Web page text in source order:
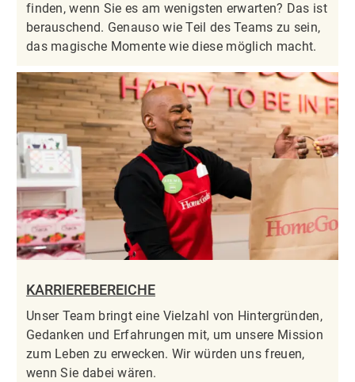
finden, wenn Sie es am wenigsten erwarten? Das ist
berauschend. Genauso wie Teil des Teams zu sein,
das magische Momente wie diese möglich macht.
KARRIEREBEREICHE
Unser Team bringt eine Vielzahl von Hintergründen,
Gedanken und Erfahrungen mit, um unsere Mission
zum Leben zu erwecken. Wir würden uns freuen,
wenn Sie dabei wären.